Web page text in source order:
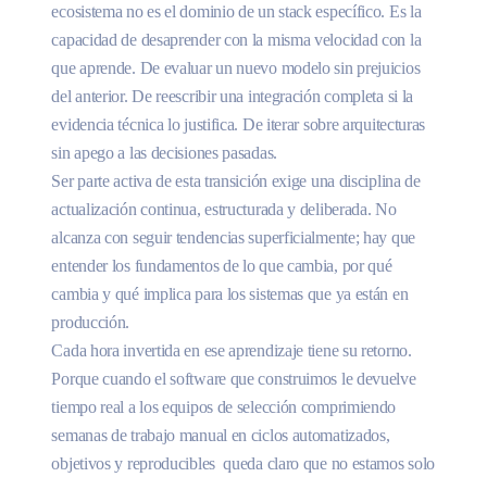
ecosistema no es el dominio de un stack específico. Es la
capacidad de desaprender con la misma velocidad con la
que aprende. De evaluar un nuevo modelo sin prejuicios
del anterior. De reescribir una integración completa si la
evidencia técnica lo justifica. De iterar sobre arquitecturas
sin apego a las decisiones pasadas.
Ser parte activa de esta transición exige una disciplina de
actualización continua, estructurada y deliberada. No
alcanza con seguir tendencias superficialmente; hay que
entender los fundamentos de lo que cambia, por qué
cambia y qué implica para los sistemas que ya están en
producción.
Cada hora invertida en ese aprendizaje tiene su retorno.
Porque cuando el software que construimos le devuelve
tiempo real a los equipos de selección comprimiendo
semanas de trabajo manual en ciclos automatizados,
objetivos y reproducibles queda claro que no estamos solo